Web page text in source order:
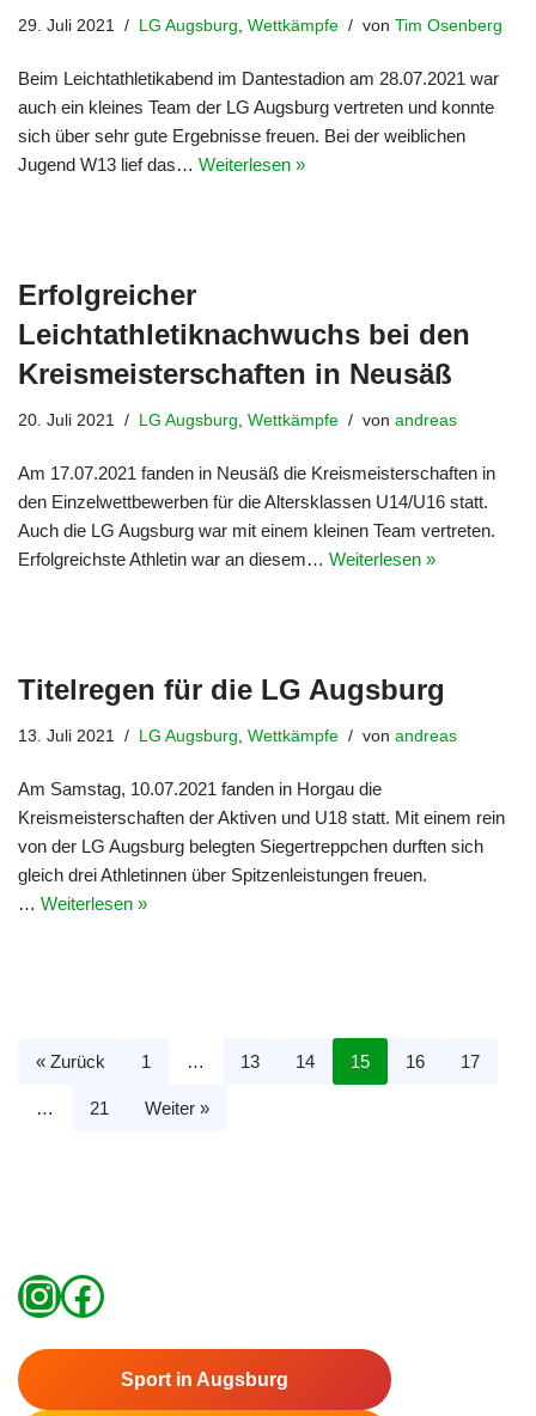
29. Juli 2021 LG Augsburg Wettkämpfe von Tim Osenberg
Beim Leichtathletikabend im Dantestadion am 28.07.2021 war
auch ein kleines Team der LG Augsburg vertreten und konnte
sich über sehr gute Ergebnisse freuen. Bei der weiblichen
Jugend W13 lief das… Weiterlesen »
Erfolgreicher
Leichtathletiknachwuchs bei den
Kreismeisterschaften in Neusäß
20. Juli 2021 LG Augsburg Wettkämpfe von andreas
Am 17.07.2021 fanden in Neusäß die Kreismeisterschaften in
den Einzelwettbewerben für die Altersklassen U14/U16 statt.
Auch die LG Augsburg war mit einem kleinen Team vertreten.
Erfolgreichste Athletin war an diesem… Weiterlesen »
Titelregen für die LG Augsburg
13. Juli 2021 LG Augsburg Wettkämpfe von andreas
Am Samstag, 10.07.2021 fanden in Horgau die
Kreismeisterschaften der Aktiven und U18 statt. Mit einem rein
von der LG Augsburg belegten Siegertreppchen durften sich
gleich drei Athletinnen über Spitzenleistungen freuen.
… Weiterlesen »
« Zurück 1 … 13 14 15 16 17
… 21 Weiter »
Sport in Augsburg